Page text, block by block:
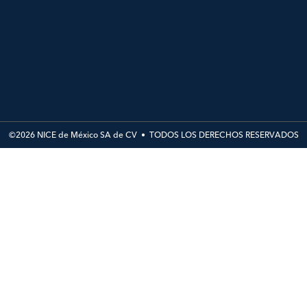
©2026 NICE de México SA de CV • TODOS LOS DERECHOS RESERVADOS